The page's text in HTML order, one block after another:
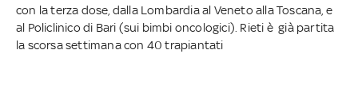
con la terza dose, dalla Lombardia al Veneto alla Toscana, e
al Policlinico di Bari (sui bimbi oncologici). Rieti è già partita
la scorsa settimana con 40 trapiantati